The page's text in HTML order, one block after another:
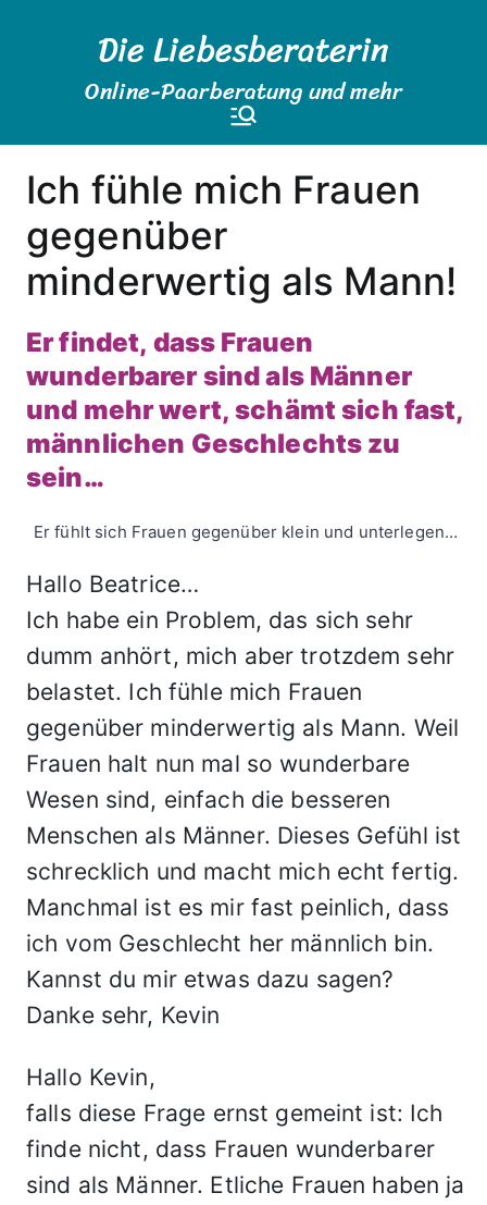
Die Liebesberaterin
Online-Paarberatung und mehr
Ich fühle mich Frauen
gegenüber
minderwertig als Mann!
Er findet, dass Frauen
wunderbarer sind als Männer
und mehr wert, schämt sich fast,
männlichen Geschlechts zu
sein…
Er fühlt sich Frauen gegenüber klein und unterlegen…
Hallo Beatrice…
Ich habe ein Problem, das sich sehr
dumm anhört, mich aber trotzdem sehr
belastet. Ich fühle mich Frauen
gegenüber minderwertig als Mann. Weil
Frauen halt nun mal so wunderbare
Wesen sind, einfach die besseren
Menschen als Männer. Dieses Gefühl ist
schrecklich und macht mich echt fertig.
Manchmal ist es mir fast peinlich, dass
ich vom Geschlecht her männlich bin.
Kannst du mir etwas dazu sagen?
Danke sehr, Kevin
Hallo Kevin,
falls diese Frage ernst gemeint ist: Ich
finde nicht, dass Frauen wunderbarer
sind als Männer. Etliche Frauen haben ja